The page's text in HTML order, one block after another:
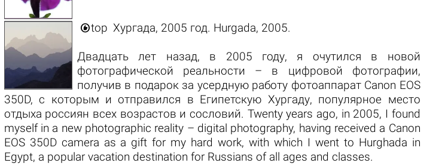
top Хургада, 2005 год. Hurgada, 2005.
Двадцать лет назад, в 2005 году, я очутился в новой
фотографической реальности – в цифровой фотографии,
получив в подарок за усердную работу фотоаппарат Canon EOS
350D, с которым и отправился в Египетскую Хургаду, популярное место
отдыха россиян всех возрастов и сословий. Twenty years ago, in 2005, I found
myself in a new photographic reality – digital photography, having received a Canon
EOS 350D camera as a gift for my hard work, with which I went to Hurghada in
Egypt, a popular vacation destination for Russians of all ages and classes.